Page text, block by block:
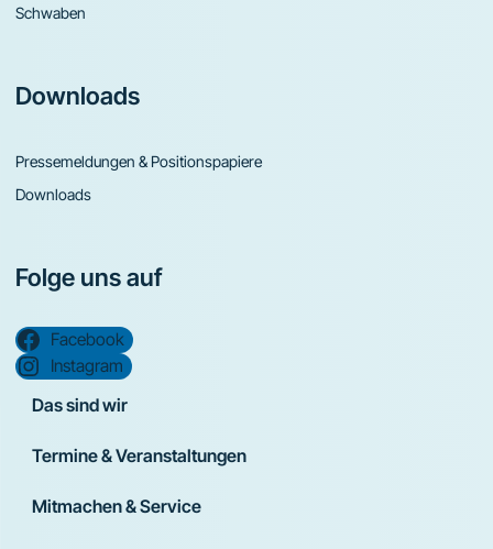
Schwaben
Downloads
Pressemeldungen & Positionspapiere
Downloads
Folge uns auf
Facebook
Instagram
Das sind wir
Termine & Veranstaltungen
Mitmachen & Service